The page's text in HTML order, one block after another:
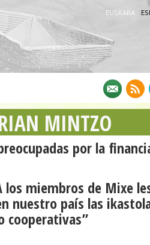
EUSKARA ·
MINTZO
por la
los miembros de Mixe
nuestro país las
cooperativas”